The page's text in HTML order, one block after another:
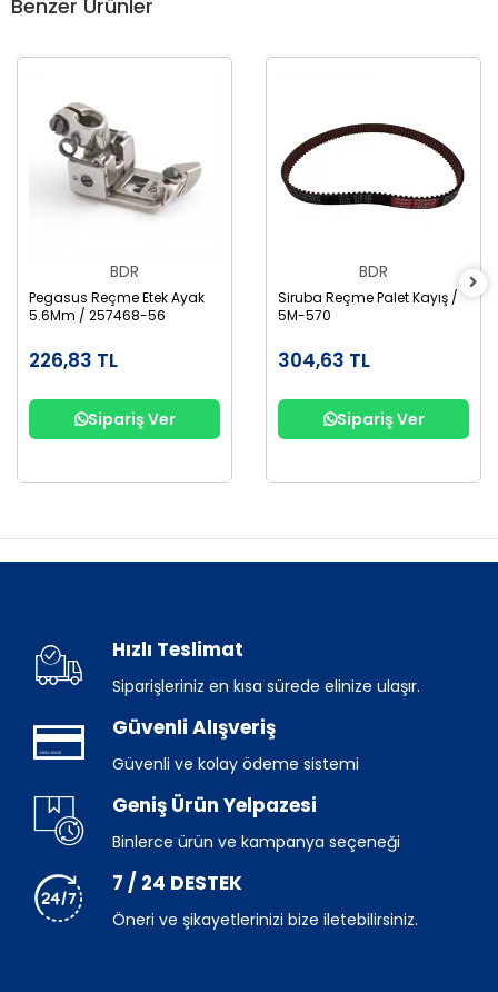
Benzer Ürünler
BDR
Pegasus Reçme Etek Ayak
5.6Mm / 257468-56
226,83 TL
Sipariş Ver
BDR
Siruba Reçme Palet Kayış /
5M-570
304,63 TL
Sipariş Ver
Hızlı Teslimat
Siparişleriniz en kısa sürede elinize ulaşır.
Güvenli Alışveriş
Güvenli ve kolay ödeme sistemi
Geniş Ürün Yelpazesi
Binlerce ürün ve kampanya seçeneği
7 / 24 DESTEK
Öneri ve şikayetlerinizi bize iletebilirsiniz.